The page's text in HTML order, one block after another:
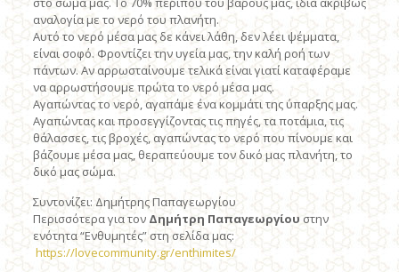
αναλογία με το νερό του πλανήτη.
Αυτό το νερό μέσα μας δε κάνει λάθη, δεν λέει ψέμματα,
είναι σοφό. Φροντίζει την υγεία μας, την καλή ροή των
πάντων. Αν αρρωσταίνουμε τελικά είναι γιατί καταφέραμε
να αρρωστήσουμε πρώτα το νερό μέσα μας.
Αγαπώντας το νερό, αγαπάμε ένα κομμάτι της ύπαρξης μας.
Αγαπώντας και προσεγγίζοντας τις πηγές, τα ποτάμια, τις
θάλασσες, τις βροχές, αγαπώντας το νερό που πίνουμε και
βάζουμε μέσα μας, θεραπεύουμε τον δικό μας πλανήτη, το
δικό μας σώμα.
Συντονίζει: Δημήτρης Παπαγεωργίου
Περισσότερα για τον Δημήτρη Παπαγεωργίου στην
ενότητα “Ενθυμητές” στη σελίδα μας:
https://lovecommunity.gr/enthimites/